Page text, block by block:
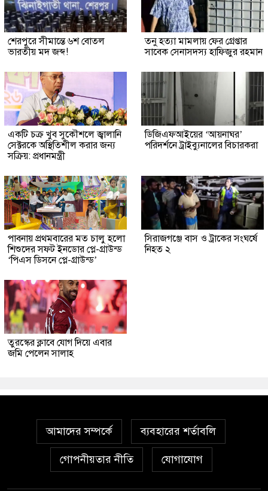
শেরপুরে সীমান্তে ৬শ বোতল
ভারতীয় মদ জব্দ!
তনু হত্যা মামলায় ফের গ্রেপ্তার
সাবেক সেনাসদস্য হাফিজুর রহমান
একটি চক্র খুব সুকৌশলে জ্বালানি
সেক্টরকে অস্থিতিশীল করার জন্য
সক্রিয়: প্রধানমন্ত্রী
ডিজিএফআইয়ের ‘আয়নাঘর’
পরিদর্শনে ট্রাইব্যুনালের বিচারকরা
পাবনায় প্রথমবারের মত চালু হলো
শিশুদের সফট ইনডোর প্লে-গ্রাউন্ড
‘পিএস ডিসনে প্লে-গ্রাউন্ড’
সিরাজগঞ্জে বাস ও ট্রাকের সংঘর্ষে
নিহত ২
তুরস্কের ক্লাবে যোগ দিয়ে এবার
জমি পেলেন সালাহ
আমাদের সম্পর্কে ব্যবহারের শর্তাবলি
গোপনীয়তার নীতি যোগাযোগ